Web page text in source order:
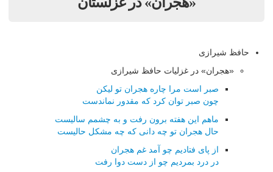
حافظ شیرازی
«هجران» در غزلیات حافظ شیرازی
صبر است مرا چاره هجران تو لیکن
چون صبر توان کرد که مقدور نماندست
ماهم این هفته برون رفت و به چشمم سالیست
حال هجران تو چه دانی که چه مشکل حالیست
از پای فتادیم چو آمد غم هجران
در درد بمردیم چو از دست دوا رفت